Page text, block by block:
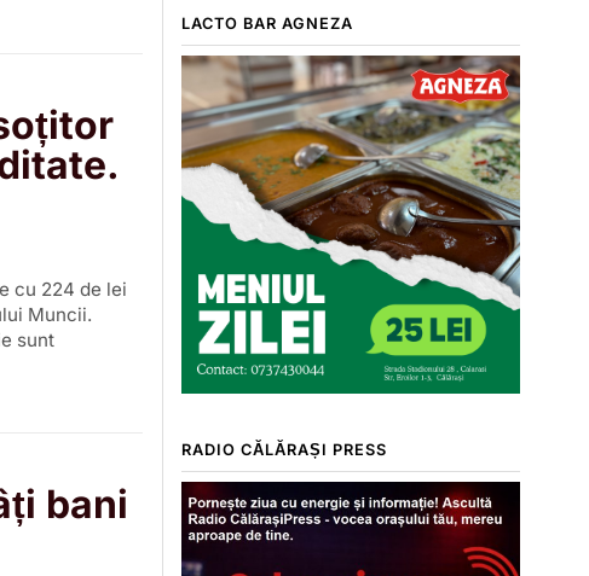
cu 224 de lei
Muncii.
sunt
bani
LACTO BAR AGNEZA
RADIO CĂLĂRAȘI PRESS